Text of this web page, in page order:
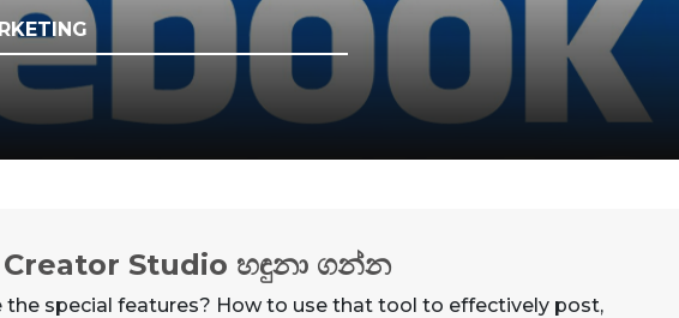
Creator Studio හඳුනා ගන්න
special features? How to use that tool to effectively post,